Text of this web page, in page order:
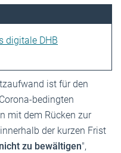
digitale DHB
ist für den
bedingten
mit dem Rücken zur
der kurzen Frist
zu bewältigen",